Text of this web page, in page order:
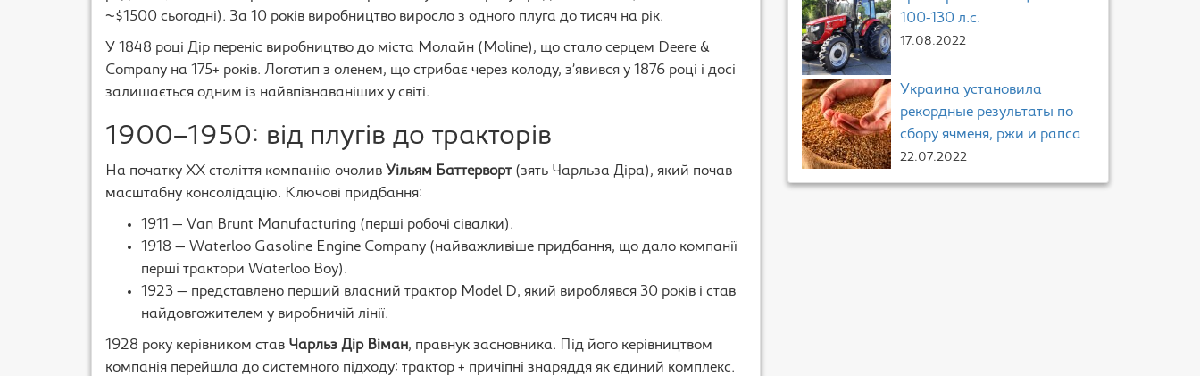
~$1500 сьогодні). За 10 років виробництво виросло з одного плуга до тисяч на рік.
У 1848 році Дір переніс виробництво до міста Молайн (Moline), що стало серцем Deere &
Company на 175+ років. Логотип з оленем, що стрибає через колоду, з’явився у 1876 році і досі
залишається одним із найвпізнаваніших у світі.
1900–1950: від плугів до тракторів
На початку XX століття компанію очолив Уільям Баттерворт(зять Чарльза Діра), який почав
масштабну консолідацію. Ключові придбання:
1911 — Van Brunt Manufacturing (перші робочі сівалки).
1918 — Waterloo Gasoline Engine Company (найважливіше придбання, що дало компанії
перші трактори Waterloo Boy).
1923 — представлено перший власний трактор Model D, який вироблявся 30 років і став
найдовгожителем у виробничій лінії.
1928 року керівником став Чарльз Дір Віман, правнук засновника. Під його керівництвом
компанія перейшла до системного підходу: трактор + причіпні знаряддя як єдиний комплекс.
100-130 л.с.
17.08.2022
Украина установила
рекордные результаты по
сбору ячменя, ржи и рапса
22.07.2022